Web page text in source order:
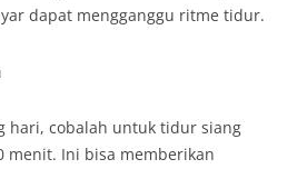
dapat mengganggu ritme tidur.
hari, cobalah untuk tidur siang
menit. Ini bisa memberikan